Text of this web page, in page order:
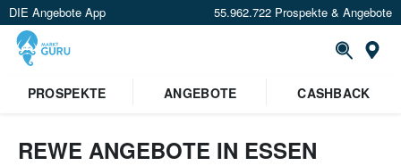
DIE Angebote App 55.962.722 Prospekte & Angebote
PROSPEKTE
ANGEBOTE CASHBACK
REWE ANGEBOTE IN ESSEN